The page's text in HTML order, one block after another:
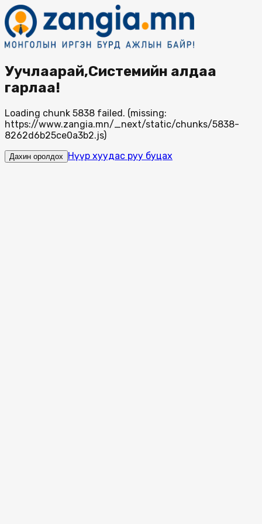
Уучлаарай,Системийн алдаа
гарлаа!
Loading chunk 5838 failed. (missing:
https://www.zangia.mn/_next/static/chunks/5838-
8262d6b25ce0a3b2.js)
Дахин оролдох Нүүр хуудас руу буцах